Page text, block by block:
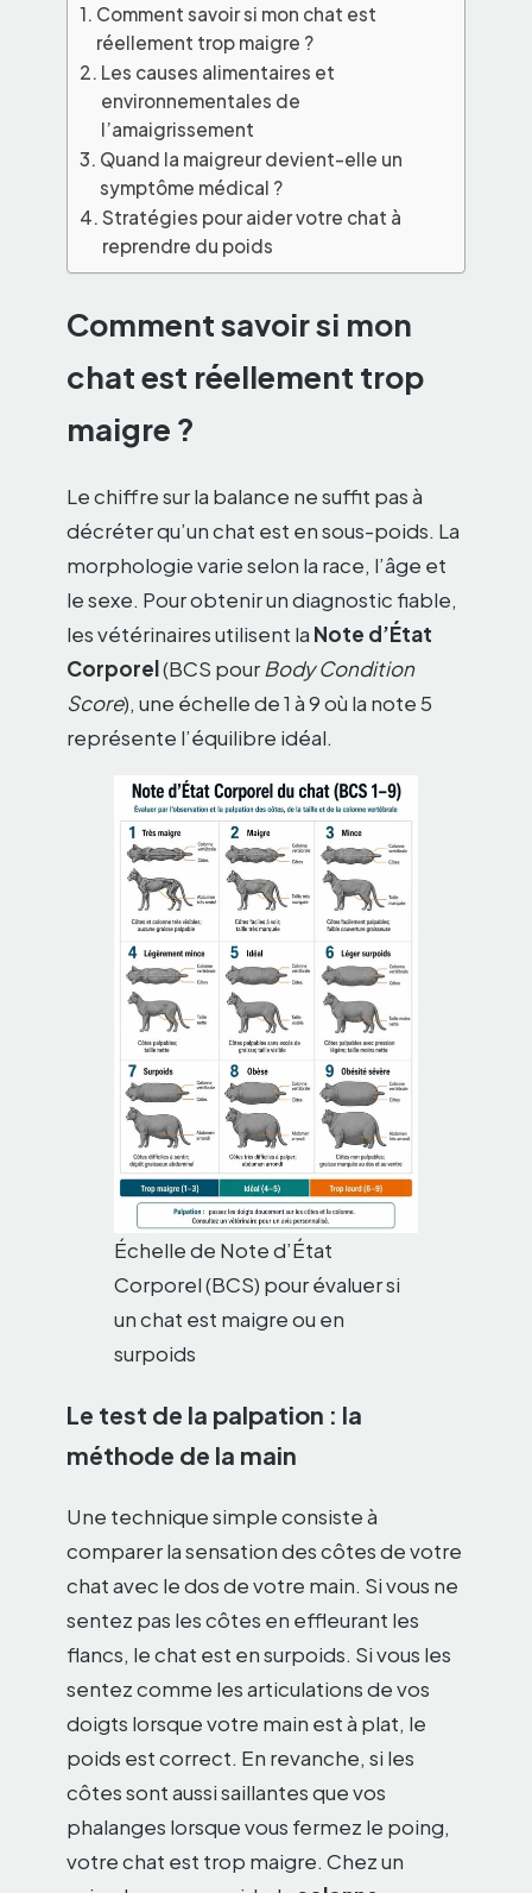
Comment savoir si mon chat est
réellement trop maigre ?
Les causes alimentaires et
environnementales de
l’amaigrissement
Quand la maigreur devient-elle un
symptôme médical ?
Stratégies pour aider votre chat à
reprendre du poids
Comment savoir si mon
chat est réellement trop
maigre ?
Le chiffre sur la balance ne suffit pas à
décréter qu’un chat est en sous-poids. La
morphologie varie selon la race, l’âge et
le sexe. Pour obtenir un diagnostic fiable,
les vétérinaires utilisent la Note d’État
Corporel(BCS pourBody Condition
Score), une échelle de 1 à 9 où la note 5
représente l’équilibre idéal.
Échelle de Note d’État
Corporel (BCS) pour évaluer si
un chat est maigre ou en
surpoids
Le test de la palpation : la
méthode de la main
Une technique simple consiste à
comparer la sensation des côtes de votre
chat avec le dos de votre main. Si vous ne
sentez pas les côtes en effleurant les
flancs, le chat est en surpoids. Si vous les
sentez comme les articulations de vos
doigts lorsque votre main est à plat, le
poids est correct. En revanche, si les
côtes sont aussi saillantes que vos
phalanges lorsque vous fermez le poing,
votre chat est trop maigre. Chez un